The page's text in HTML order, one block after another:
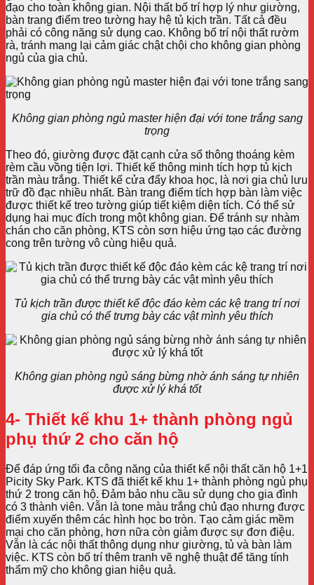
đạo cho toàn không gian. Nội thất bố trí hợp lý như giường,
bàn trang điểm treo tường hay hệ tủ kịch trần. Tất cả đều
phải có công năng sử dụng cao. Không bố trí nội thất rườm
rà, tránh mang lại cảm giác chật chội cho không gian phòng
ngủ của gia chủ.
Không gian phòng ngủ master hiện đại với tone trắng sang
trọng
Theo đó, giường được đặt cạnh cửa sổ thông thoáng kèm
rèm cầu vồng tiện lợi. Thiết kế thông minh tích hợp tủ kịch
trần màu trắng. Thiết kế cửa đẩy khoa học, là nơi gia chủ lưu
trữ đồ đạc nhiều nhất. Bàn trang điểm tích hợp bàn làm việc
được thiết kế treo tường giúp tiết kiệm diện tích. Có thể sử
dụng hai mục đích trong một không gian. Để tránh sự nhàm
chán cho căn phòng, KTS còn sơn hiệu ứng tạo các đường
cong trên tường vô cùng hiệu quả.
Tủ kịch trần được thiết kế độc đáo kèm các kệ trang trí nơi
gia chủ có thể trưng bày các vật mình yêu thích
Không gian phòng ngủ sáng bừng nhờ ánh sáng tự nhiên
được xử lý khá tốt
4- Thiết kế khu 1+ thành phòng ngủ
phụ thứ 2 cho căn hộ
Để đáp ứng tối đa công năng của thiết kế nội thất căn hộ 1+1
Picity Sky Park. KTS đã thiết kế khu 1+ thành phòng ngủ phụ
thứ 2 trong căn hộ. Đảm bảo nhu cầu sử dụng cho gia đình
có 3 thành viên. Vẫn là tone màu trắng chủ đạo nhưng được
điểm xuyến thêm các hình học bo tròn. Tạo cảm giác mềm
mại cho căn phòng, hơn nữa còn giảm được sự đơn điệu.
Vẫn là các nội thất thông dụng như giường, tủ và bàn làm
việc. KTS còn bố trí thêm tranh vẽ nghệ thuật để tăng tính
thẩm mỹ cho không gian hiệu quả.